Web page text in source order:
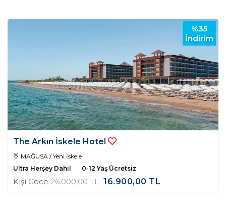
%35
İndirim
The Arkın İskele Hotel
MAĞUSA / Yeni İskele
Ultra Herşey Dahil
0-12 Yaş Ücretsiz
Kişi Gece 26.000,00TL 16.900,00 TL